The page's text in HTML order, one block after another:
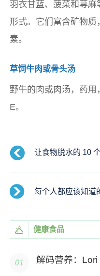
羽衣甘蓝、菠菜和荨
形式。它们富含矿物
素。
草饲牛肉或骨头汤
野牛的肉或肉汤，药
E。
让食物脱水的 10
每个人都应该知道
健康食品
解码营养：